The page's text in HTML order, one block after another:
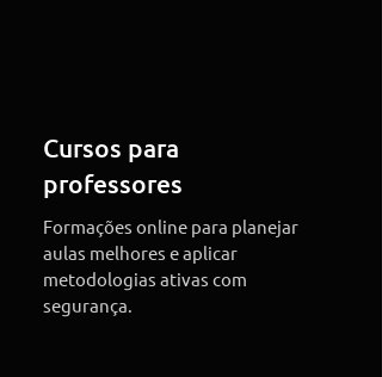
Cursos para
professores
Formações online para planejar
aulas melhores e aplicar
metodologias ativas com
segurança.